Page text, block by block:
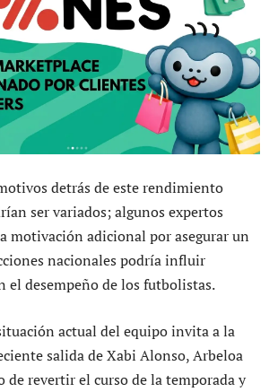
detrás de este rendimiento
ser variados; algunos expertos
motivación adicional por asegurar un
nacionales podría influir
el desempeño de los futbolistas.
actual del equipo invita a la
salida de Xabi Alonso, Arbeloa
de revertir el curso de la temporada y